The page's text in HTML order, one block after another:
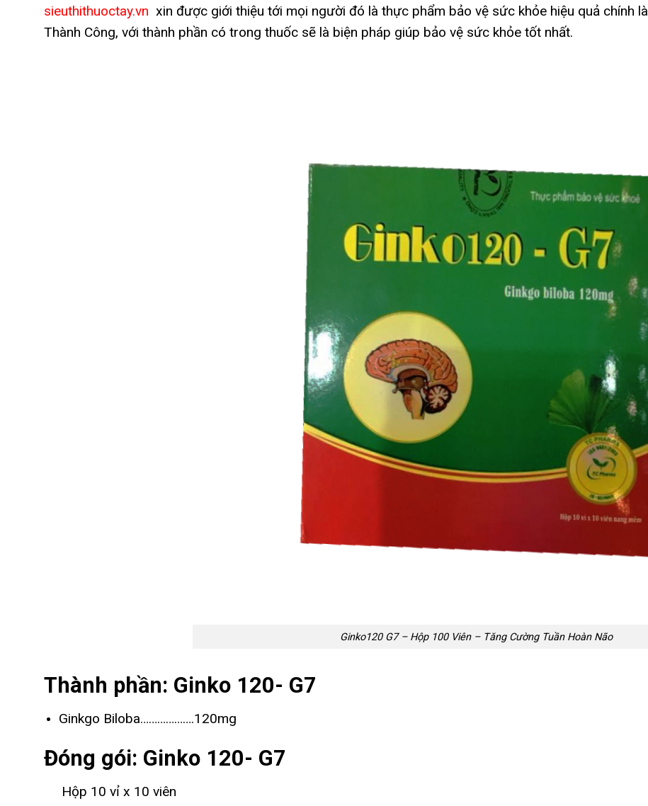
sieuthithuoctay.vn xin được giới thiệu tới mọi người đó là thực phẩm bảo vệ sức khỏe hiệu quả chính là
Thành Công, với thành phần có trong thuốc sẽ là biện pháp giúp bảo vệ sức khỏe tốt nhất.
Ginko120 G7 – Hộp 100 Viên – Tăng Cường Tuần Hoàn Não
Thành phần: Ginko 120- G7
Ginkgo Biloba……………….120mg
Đóng gói: Ginko 120- G7
Hộp 10 vỉ x 10 viên